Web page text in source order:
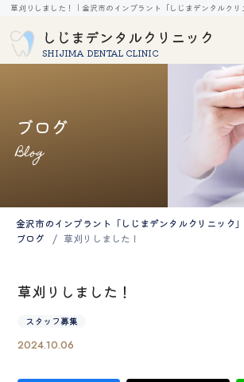
草刈りしました！｜金沢市のインプラント「しじまデンタルクリ
しじまデンタルクリニック
SHIJIMA DENTAL CLINIC
ブログ
Blog
金沢市のインプラント「しじまデンタルクリニック
ブログ
草刈りしました！
草刈りしました！
スタッフ募集
2024.10.06